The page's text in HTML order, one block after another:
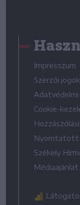
Impresszum
Szerzői jogok
Cookie-
Nyomtatott
Székely
Médiaajánlat